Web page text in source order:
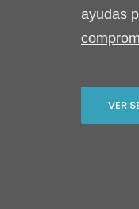
ayudas
VER